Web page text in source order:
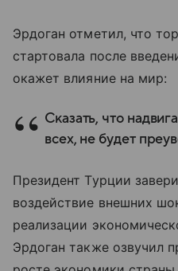
Эрдоган отметил, что
стартовала после
окажет влияние на мир:
Сказать, что
всех, не будет
Президент Турции
воздействие внешних
реализации
Эрдоган также озвучил